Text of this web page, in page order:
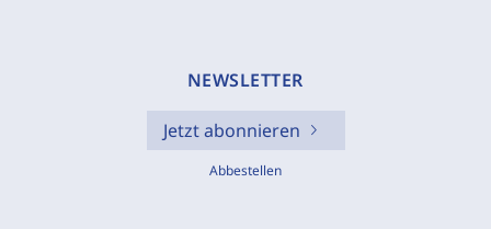
NEWSLETTER
Jetzt abonnieren
Abbestellen